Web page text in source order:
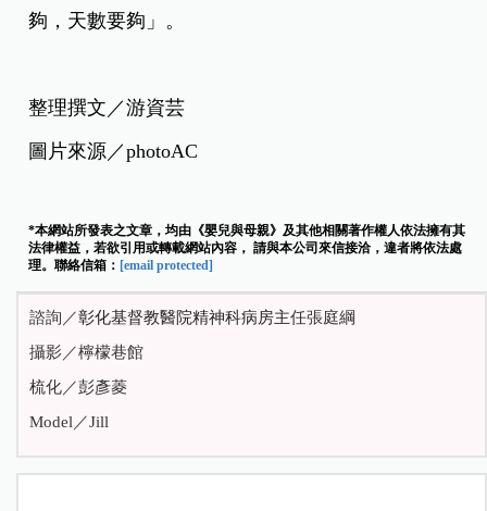
夠，天數要夠」。
整理撰文／游資芸
圖片來源／photoAC
*本網站所發表之文章，均由《嬰兒與母親》及其他相關著作權人依法擁有其
法律權益，若欲引用或轉載網站內容， 請與本公司來信接洽，違者將依法處
理。聯絡信箱： [email protected]
諮詢／彰化基督教醫院精神科病房主任張庭綱
攝影／檸檬巷館
梳化／彭彥菱
Model／Jill